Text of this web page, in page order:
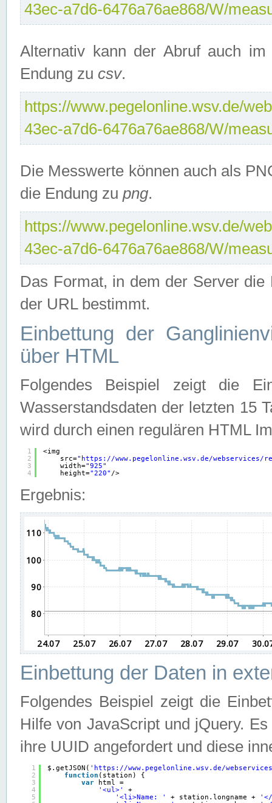
43ec-a7d6-6476a76ae868/W/
Alternativ kann der Abruf auch
Endung zu csv.
https://www.pegelonline.wsv.de/
43ec-a7d6-6476a76ae868/W/
Die Messwerte können auch als
die Endung zu png.
https://www.pegelonline.wsv.de/
43ec-a7d6-6476a76ae868/W/
Das Format, in dem der Server
der URL bestimmt.
Einbettung der
über HTML
Folgendes Beispiel zeigt die
Wasserstandsdaten der letzten 15
wird durch einen regulären HTML
1
2
3
4
<img
src=" https://www.pegelonline.wsv.de/webservices/
width="925"
height="220" />
Ergebnis:
Einbettung der Daten in
Folgendes Beispiel zeigt die
Hilfe von JavaScript und jQuery.
ihre UUID angefordert und diese
1
2
3
4
5
$.getJSON( ' https://www.pegelonline.wsv.de/
function (station) {
var
html =
'<ul>'
+
'<li>Name: '
+ station.longname +